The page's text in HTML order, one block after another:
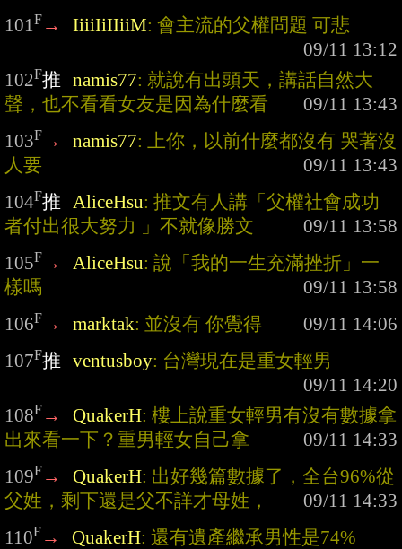
101F → IiiiIiIIiiM: 會主流的父權問題 可悲
102F推 namis77: 就說有出頭天，講話自然大
聲，也不看看女友是因為什麼看
103F → namis77: 上你，以前什麼都沒有 哭著沒
人要
104F推 AliceHsu: 推文有人講「父權社會成功
者付出很大努力 」不就像勝文
105F → AliceHsu: 說「我的一生充滿挫折」一
樣嗎
106F → marktak: 並沒有 你覺得
107F推 ventusboy: 台灣現在是重女輕男
108F → QuakerH: 樓上說重女輕男有沒有數據拿
出來看一下？重男輕女自己拿
109F → QuakerH: 出好幾篇數據了，全台96%從
父姓，剩下還是父不詳才母姓，
110F → QuakerH: 還有遺產繼承男性是74%